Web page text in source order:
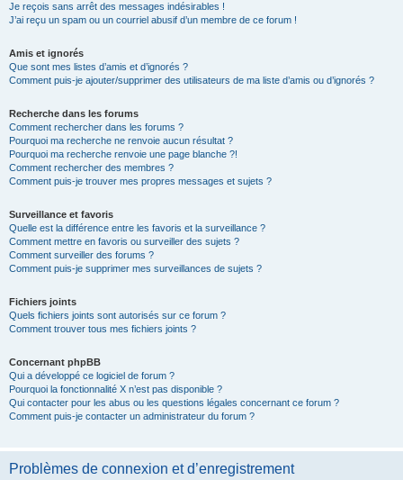
Je reçois sans arrêt des messages indésirables !
J’ai reçu un spam ou un courriel abusif d’un membre de ce forum !
Amis et ignorés
Que sont mes listes d’amis et d’ignorés ?
Comment puis-je ajouter/supprimer des utilisateurs de ma liste d’amis ou d’ignorés ?
Recherche dans les forums
Comment rechercher dans les forums ?
Pourquoi ma recherche ne renvoie aucun résultat ?
Pourquoi ma recherche renvoie une page blanche ?!
Comment rechercher des membres ?
Comment puis-je trouver mes propres messages et sujets ?
Surveillance et favoris
Quelle est la différence entre les favoris et la surveillance ?
Comment mettre en favoris ou surveiller des sujets ?
Comment surveiller des forums ?
Comment puis-je supprimer mes surveillances de sujets ?
Fichiers joints
Quels fichiers joints sont autorisés sur ce forum ?
Comment trouver tous mes fichiers joints ?
Concernant phpBB
Qui a développé ce logiciel de forum ?
Pourquoi la fonctionnalité X n’est pas disponible ?
Qui contacter pour les abus ou les questions légales concernant ce forum ?
Comment puis-je contacter un administrateur du forum ?
Problèmes de connexion et d’enregistrement